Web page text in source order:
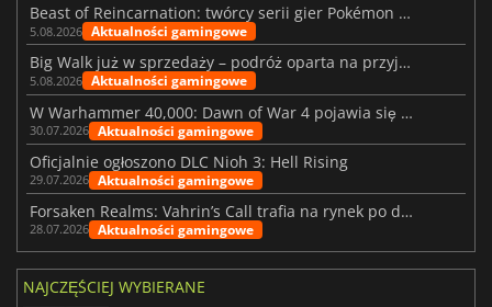
Beast of Reincarnation: twórcy serii gier Pokémon wkraczają na nową ścieżkę
5.08.2026 Aktualności gamingowe
Big Walk już w sprzedaży – podróż oparta na przyjaźni
5.08.2026 Aktualności gamingowe
W Warhammer 40,000: Dawn of War 4 pojawia się frakcja Nekronów
30.07.2026 Aktualności gamingowe
Oficjalnie ogłoszono DLC Nioh 3: Hell Rising
29.07.2026 Aktualności gamingowe
Forsaken Realms: Vahrin’s Call trafia na rynek po dziesięciu latach prac
28.07.2026 Aktualności gamingowe
NAJCZĘŚCIEJ WYBIERANE